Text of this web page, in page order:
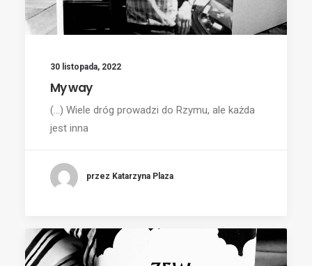
30 listopada, 2022
My way
(...) Wiele dróg prowadzi do Rzymu, ale każda
jest inna
przez Katarzyna Plaza